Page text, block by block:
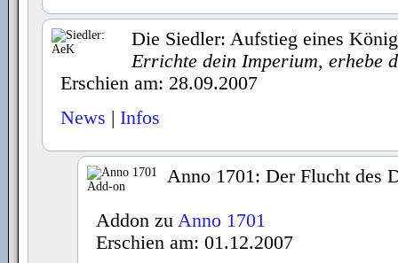
Die Siedler: Aufstieg eines
Errichte dein Imperium, erhebe
Erschien am: 28.09.2007
News | Infos
Anno 1701: Der Flucht des
Addon zu Anno 1701
Erschien am: 01.12.2007